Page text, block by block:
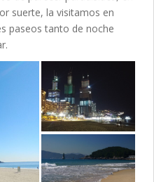
suerte, la visitamos en
paseos tanto de noche